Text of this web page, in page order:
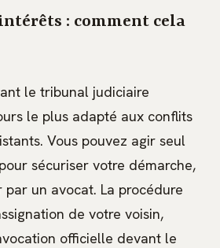
: comment cela
le tribunal judiciaire
le plus adapté aux conflits
Vous pouvez agir seul
sécuriser votre démarche,
par un avocat. La procédure
de votre voisin,
officielle devant le